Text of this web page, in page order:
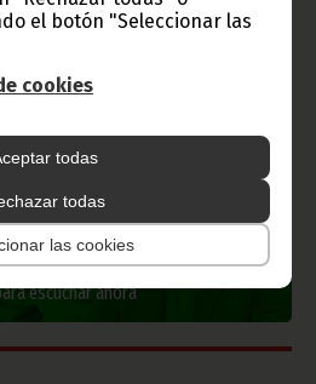
el botón "Seleccionar las
cookies
todas
todas
las cookies
de Guinea
escuchar ahora